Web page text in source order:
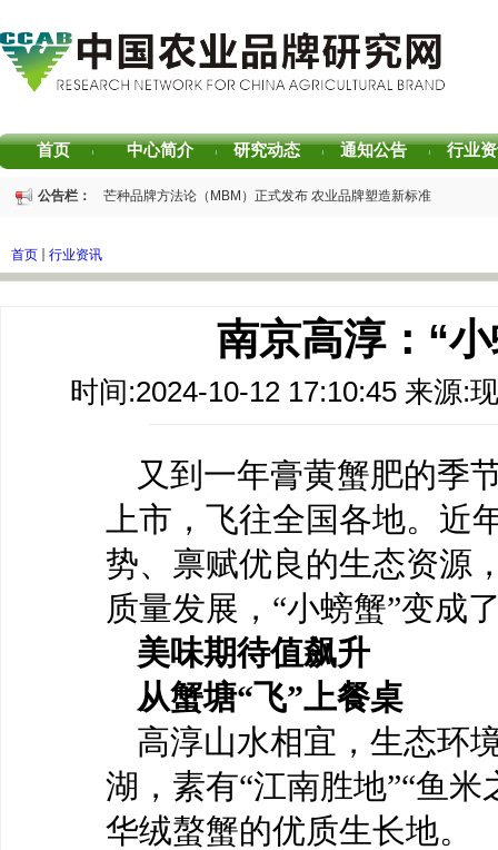
首页 | 中心简介 | 研究动态 | 通知公告 | 行业
公告栏：
重磅发布 | 芒种品牌方法论（MBM）正式发布 农业品牌塑造新标准
书香赋能乡村振兴！“耕读中国·品牌强农”主题阅读活动在杭州圆满落幕
专家观点｜建构富有持久竞争力的中国品牌生态 创新具有独特整合力的中国品
首页 行业资讯
南京高淳：“
时间:2024-10-12 17:10:45 来源:
又到一年膏黄蟹肥的季
上市，飞往全国各地。近
势、禀赋优良的生态资源
质量发展， “小螃蟹”变成
美味期待值飙升
从蟹塘“飞”上餐桌
高淳山水相宜，生态环
湖，素有“江南胜地”“鱼
华绒螯蟹的优质生长地。